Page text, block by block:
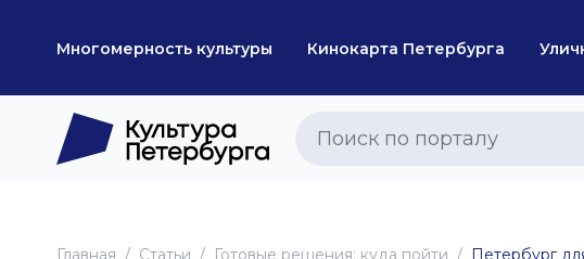
Многомерность культуры Кинокарта Петербурга
Главная Статьи Готовые решения: куда пойти Петербург